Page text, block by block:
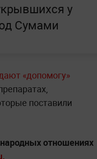
у
Сумами
«допомогу»
поставили
отношениях